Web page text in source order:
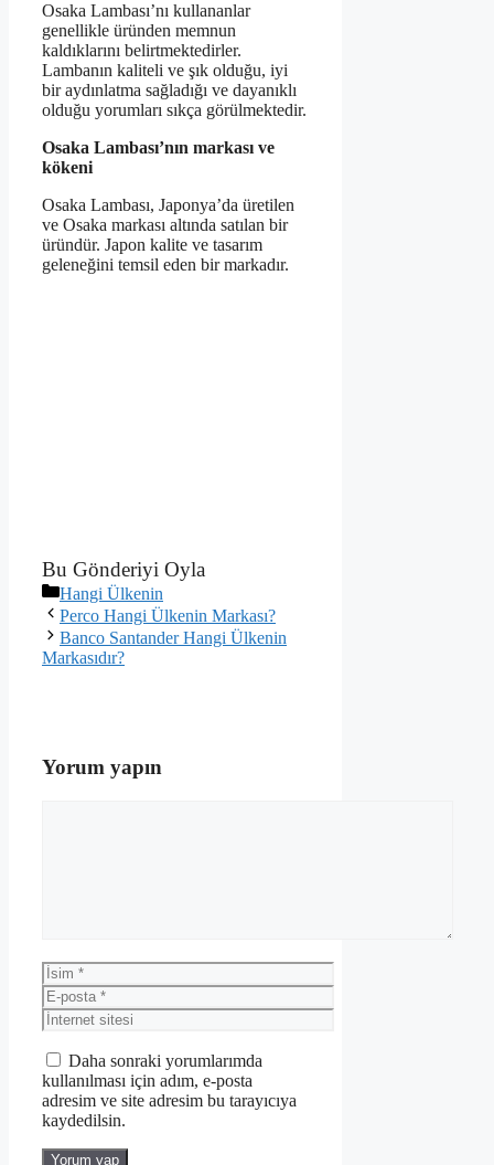
Osaka Lambası’nı kullananlar
genellikle üründen memnun
kaldıklarını belirtmektedirler.
Lambanın kaliteli ve şık olduğu, iyi
bir aydınlatma sağladığı ve dayanıklı
olduğu yorumları sıkça görülmektedir.
Osaka Lambası’nın markası ve
kökeni
Osaka Lambası, Japonya’da üretilen
ve Osaka markası altında satılan bir
üründür. Japon kalite ve tasarım
geleneğini temsil eden bir markadır.
Bu Gönderiyi Oyla
Kategoriler
Hangi Ülkenin
Perco Hangi Ülkenin Markası?
Banco Santander Hangi Ülkenin
Markasıdır?
Yorum yapın
İsim
E-
posta
İnternet
sitesi
Daha sonraki yorumlarımda
kullanılması için adım, e-posta
adresim ve site adresim bu tarayıcıya
kaydedilsin.